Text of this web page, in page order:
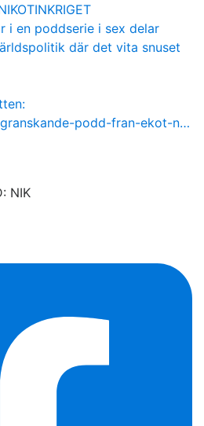
i en poddserie i sex delar
där det vita snuset
podd-fran-ekot-n…